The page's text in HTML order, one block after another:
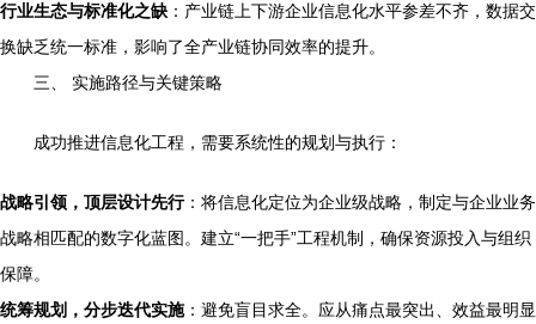
行业生态与标准化之缺 ：产业链上下游企业信息化水平参差不齐，数据交
换缺乏统一标准，影响了全产业链协同效率的提升。
三、 实施路径与关键策略
成功推进信息化工程，需要系统性的规划与执行：
战略引领，顶层设计先行：将信息化定位为企业级战略，制定与企业业务
战略相匹配的数字化蓝图。建立“一把手”工程机制，确保资源投入与组织
保障。
统筹规划，分步迭代实施：避免盲目求全。应从痛点最突出、效益最明显